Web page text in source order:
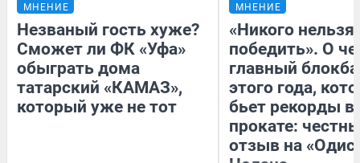
МНЕНИЕ
Незваный гость хуже?
Сможет ли ФК «Уфа»
обыграть дома
татарский «КАМАЗ»,
который уже не тот
МНЕНИЕ
«Никого нельзя
победить». О
главный
этого года,
бьет рекорды в
прокате:
отзыв на